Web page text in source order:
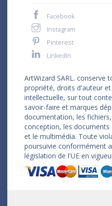
Facebook
Instagram
Pinterest
LinkedIn
ArtWizard SARL. conserve
propriété, droits d'auteur
intellectuelle, sur tout
savoir-faire et marques
documentation, les
conception, les
et le multimédia. Toute
poursuivie conformément
législation de l'UE en